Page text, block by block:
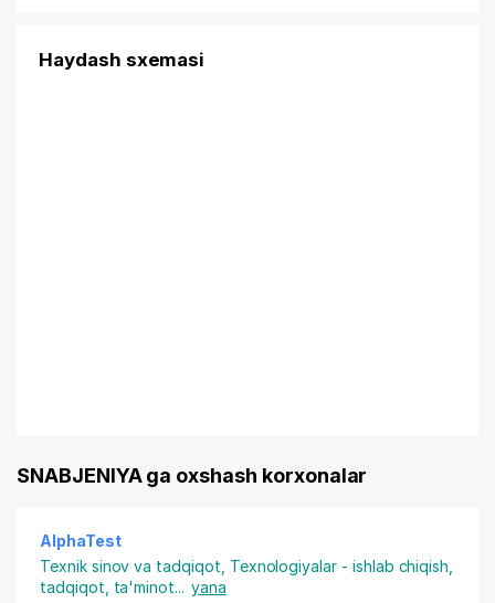
Haydash sxemasi
SNABJENIYA ga oxshash korxonalar
AlphaTest
Texnik sinov va tadqiqot Texnologiyalar - ishlab chiqish,
tadqiqot, ta'minot... yana